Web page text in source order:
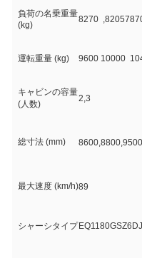
負荷の名乗重量
(kg)
8270
運転重量 (kg) 9600 10000
キャビンの容量
(人数)
2,3
総寸法 (mm)
最大速度 (km/h)89
シャーシタイプ EQ1180GSZ6DJ